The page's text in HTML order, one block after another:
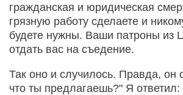
гражданская и юридическая
грязную работу сделаете и
будете нужны. Ваши патроны из
отдать вас на съедение.
Так оно и случилось. Правда, он
что ты предлагаешь?" Я